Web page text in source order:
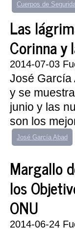
Cuerpos de
Las
Corinna y
2014-07-03
José García
y se
junio y las
son los
José García Abad
Margallo
los
ONU
2014-06-24